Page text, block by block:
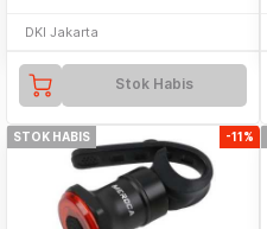
DKI Jakarta
Stok Habis
STOK HABIS -11%